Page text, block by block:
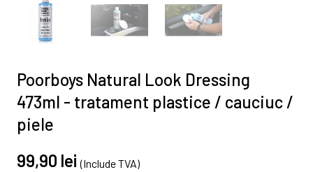
Poorboys Natural Look Dressing
473ml - tratament plastice / cauciuc /
piele
99,90 lei (Include TVA)